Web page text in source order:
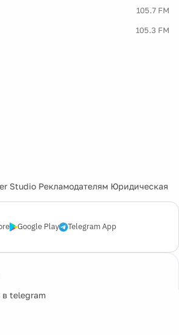
105.7 FM
105.3 FM
Studio Рекламодателям Юридическая
Google Play Telegram App